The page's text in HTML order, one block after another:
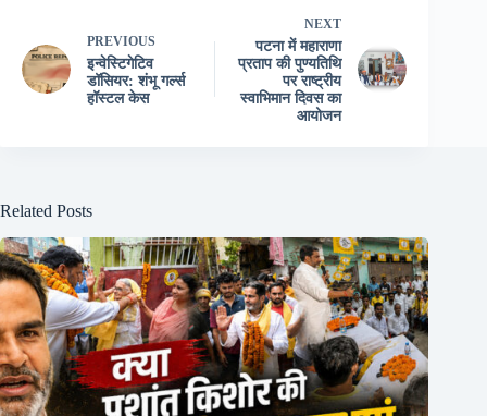
PREVIOUS
इन्वेस्टिगेटिव
डॉसियर: शंभू गर्ल्स
हॉस्टल केस
NEXT
पटना में महाराणा
प्रताप की पुण्यतिथि
पर राष्ट्रीय
स्वाभिमान दिवस का
आयोजन
Related Posts